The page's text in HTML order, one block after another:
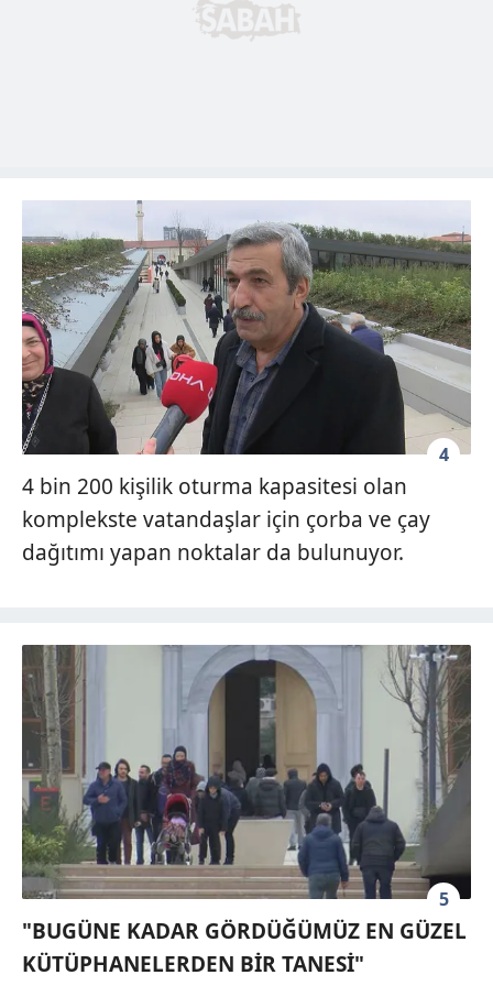
4
4 bin 200 kişilik oturma kapasitesi olan
komplekste vatandaşlar için çorba ve çay
dağıtımı yapan noktalar da bulunuyor.
5
"BUGÜNE KADAR GÖRDÜĞÜMÜZ EN GÜZEL
KÜTÜPHANELERDEN BİR TANESİ"